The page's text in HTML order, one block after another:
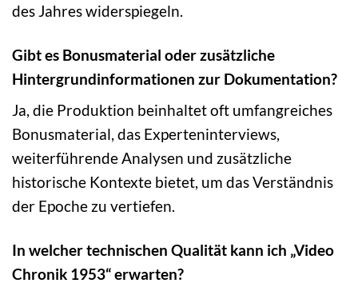
des Jahres widerspiegeln.
Gibt es Bonusmaterial oder zusätzliche
Hintergrundinformationen zur Dokumentation?
Ja, die Produktion beinhaltet oft umfangreiches
Bonusmaterial, das Experteninterviews,
weiterführende Analysen und zusätzliche
historische Kontexte bietet, um das Verständnis
der Epoche zu vertiefen.
In welcher technischen Qualität kann ich „Video
Chronik 1953“ erwarten?